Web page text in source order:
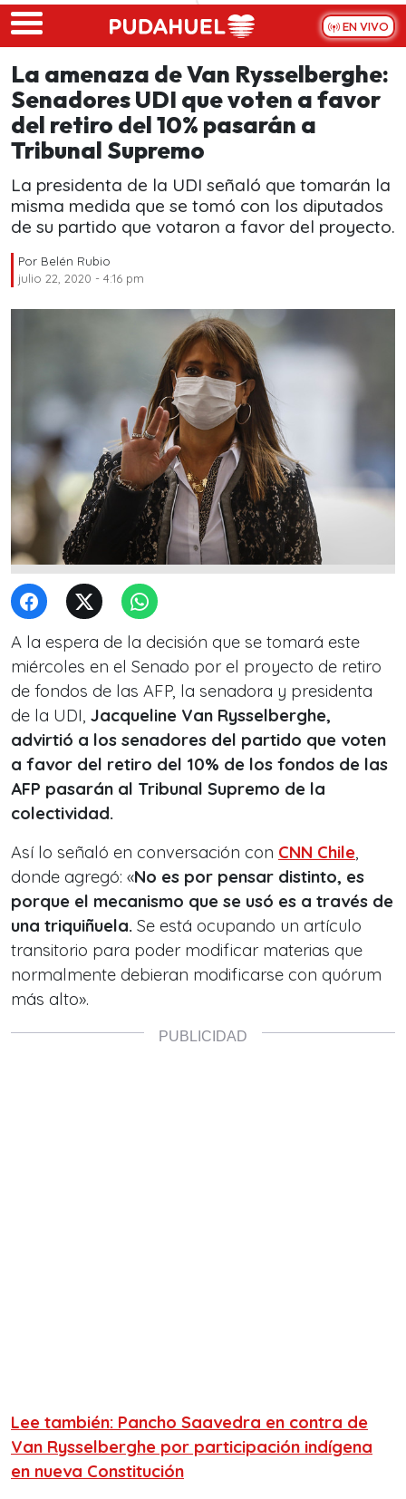
Skip to main content
EN VIVO
La amenaza de Van Rysselberghe:
Senadores UDI que voten a favor
del retiro del 10% pasarán a
Tribunal Supremo
La presidenta de la UDI señaló que tomarán la
misma medida que se tomó con los diputados
de su partido que votaron a favor del proyecto.
Por Belén Rubio
julio 22, 2020 - 4:16 pm
A la espera de la decisión que se tomará este
miércoles en el Senado por el proyecto de retiro
de fondos de las AFP, la senadora y presidenta
de la UDI, Jacqueline Van Rysselberghe,
advirtió a los senadores del partido que voten
a favor del retiro del 10% de los fondos de las
AFP pasarán al Tribunal Supremo de la
colectividad.
Así lo señaló en conversación con CNN Chile,
donde agregó: «No es por pensar distinto, es
porque el mecanismo que se usó es a través de
una triquiñuela. Se está ocupando un artículo
transitorio para poder modificar materias que
normalmente debieran modificarse con quórum
más alto».
Lee también: Pancho Saavedra en contra de
Van Rysselberghe por participación indígena
en nueva Constitución